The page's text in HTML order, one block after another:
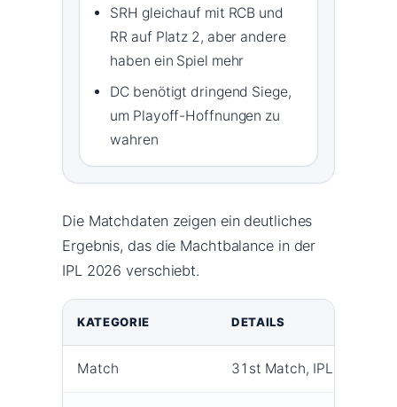
SRH gleichauf mit RCB und
RR auf Platz 2, aber andere
haben ein Spiel mehr
DC benötigt dringend Siege,
um Playoff-Hoffnungen zu
wahren
Die Matchdaten zeigen ein deutliches
Ergebnis, das die Machtbalance in der
IPL 2026 verschiebt.
KATEGORIE DETAILS
Match 31st Match, IPL 2026